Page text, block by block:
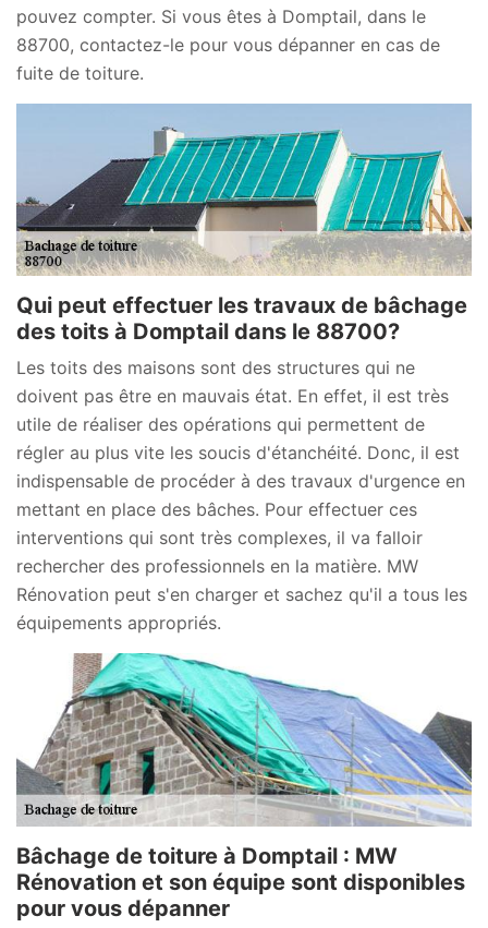
pouvez compter. Si vous êtes à Domptail, dans le
88700, contactez-le pour vous dépanner en cas de
fuite de toiture.
Qui peut effectuer les travaux de bâchage
des toits à Domptail dans le 88700?
Les toits des maisons sont des structures qui ne
doivent pas être en mauvais état. En effet, il est très
utile de réaliser des opérations qui permettent de
régler au plus vite les soucis d'étanchéité. Donc, il est
indispensable de procéder à des travaux d'urgence en
mettant en place des bâches. Pour effectuer ces
interventions qui sont très complexes, il va falloir
rechercher des professionnels en la matière. MW
Rénovation peut s'en charger et sachez qu'il a tous les
équipements appropriés.
Bâchage de toiture à Domptail : MW
Rénovation et son équipe sont disponibles
pour vous dépanner